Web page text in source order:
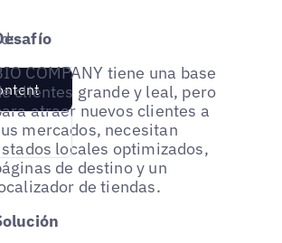
COMPANY tiene una base
clientes grande y leal, pero
atraer nuevos clientes a
mercados, necesitan
locales optimizados,
de destino y un
de tiendas.